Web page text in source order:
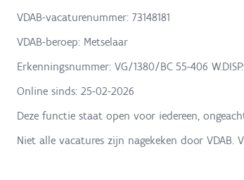
VDAB-vacaturenummer: 73148181
VDAB-beroep: Metselaar
Erkenningsnummer: VG/1380/BC 55-406
Online sinds: 25-02-2026
Deze functie staat open voor iedereen,
Niet alle vacatures zijn nagekeken door